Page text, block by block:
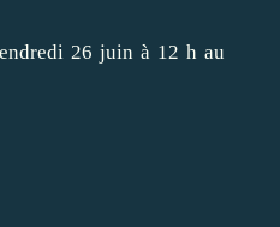
26 juin à 12 h au